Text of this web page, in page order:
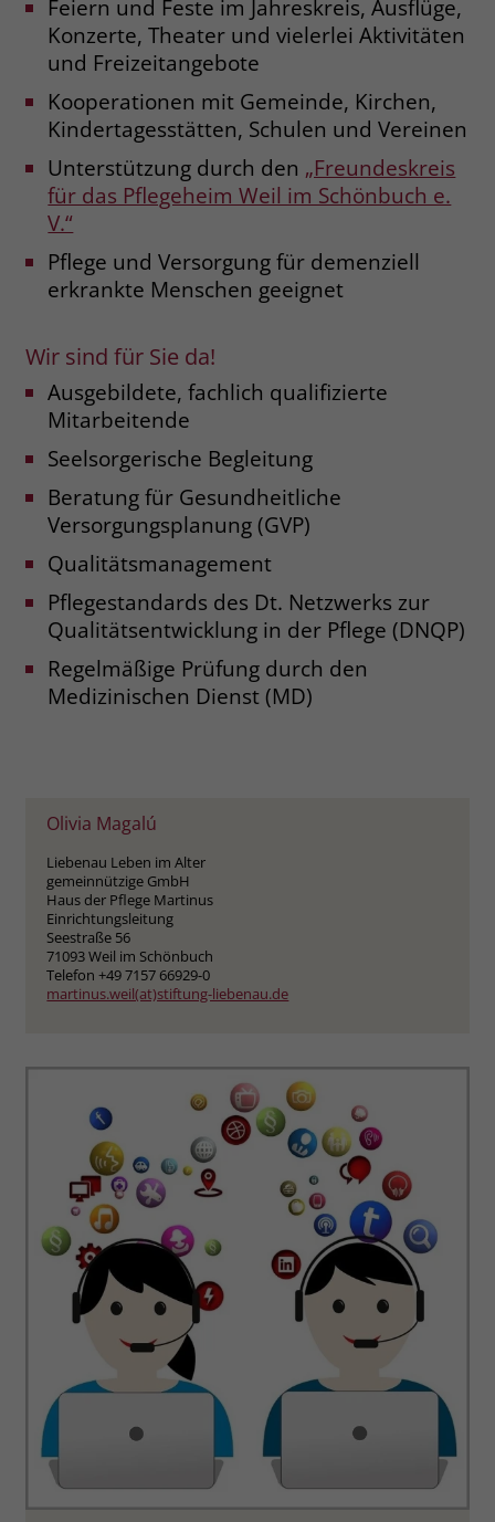
Feiern und Feste im Jahreskreis, Ausflüge,
Konzerte, Theater und vielerlei Aktivitäten
und Freizeitangebote
Kooperationen mit Gemeinde, Kirchen,
Kindertagesstätten, Schulen und Vereinen
Unterstützung durch den „Freundeskreis
für das Pflegeheim Weil im Schönbuch e.
V.“
Pflege und Versorgung für demenziell
erkrankte Menschen geeignet
Wir sind für Sie da!
Ausgebildete, fachlich qualifizierte
Mitarbeitende
Seelsorgerische Begleitung
Beratung für Gesundheitliche
Versorgungsplanung (GVP)
Qualitätsmanagement
Pflegestandards des Dt. Netzwerks zur
Qualitätsentwicklung in der Pflege (DNQP)
Regelmäßige Prüfung durch den
Medizinischen Dienst (MD)
Olivia Magalú
Liebenau Leben im Alter
gemeinnützige GmbH
Haus der Pflege Martinus
Einrichtungsleitung
Seestraße 56
71093 Weil im Schönbuch
Telefon +49 7157 66929-0
martinus.weil(at)stiftung-liebenau.de
Name _fbp
Anbieter
Laufzeit 3 Monate
Zweck
Der Zweck von _fbp ist vollständig auf
die Werbe- und Analysebemühungen
Cookie ist ein Erstanbieter-Cookie, d. h.
Facebook platziert es, während ein
Verbraucher auf Facebook ist. Dieses
Nutzers auf verschiedenen Websites
und meldet dieses Verhalten an
Facebook. Facebook kann dann die
gesammelten Daten nutzen, um den
Nutzer besser zu verstehen und
bessere, relevantere Werbung zu
zeigen. Das _fbp-Cookie sammelt keine
persönlich identifizierbaren
nur platziert, um Daten an das
Unternehmen zurückzusenden.